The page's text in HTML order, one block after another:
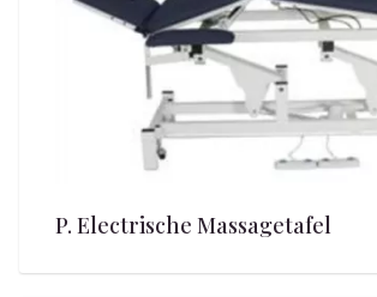
P. Electrische Massagetafel